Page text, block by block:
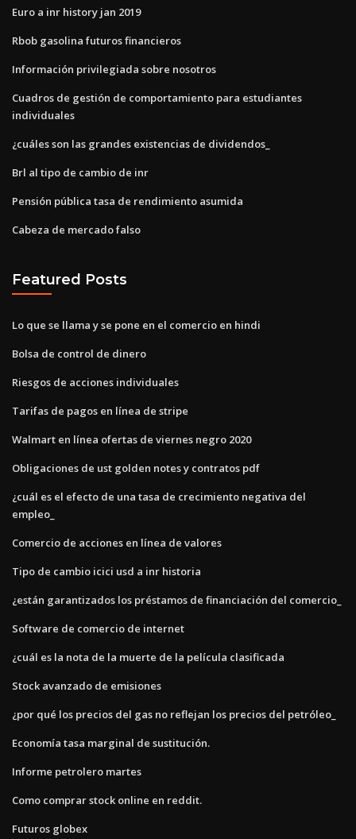
Euro a inr history jan 2019
Rbob gasolina futuros financieros
Información privilegiada sobre nosotros
Cuadros de gestión de comportamiento para estudiantes
individuales
¿cuáles son las grandes existencias de dividendos_
Brl al tipo de cambio de inr
Pensión pública tasa de rendimiento asumida
Cabeza de mercado falso
Featured Posts
Lo que se llama y se pone en el comercio en hindi
Bolsa de control de dinero
Riesgos de acciones individuales
Tarifas de pagos en línea de stripe
Walmart en línea ofertas de viernes negro 2020
Obligaciones de ust golden notes y contratos pdf
¿cuál es el efecto de una tasa de crecimiento negativa del
empleo_
Comercio de acciones en línea de valores
Tipo de cambio icici usd a inr historia
¿están garantizados los préstamos de financiación del comercio_
Software de comercio de internet
¿cuál es la nota de la muerte de la película clasificada
Stock avanzado de emisiones
¿por qué los precios del gas no reflejan los precios del petróleo_
Economía tasa marginal de sustitución.
Informe petrolero martes
Como comprar stock online en reddit.
Futuros globex